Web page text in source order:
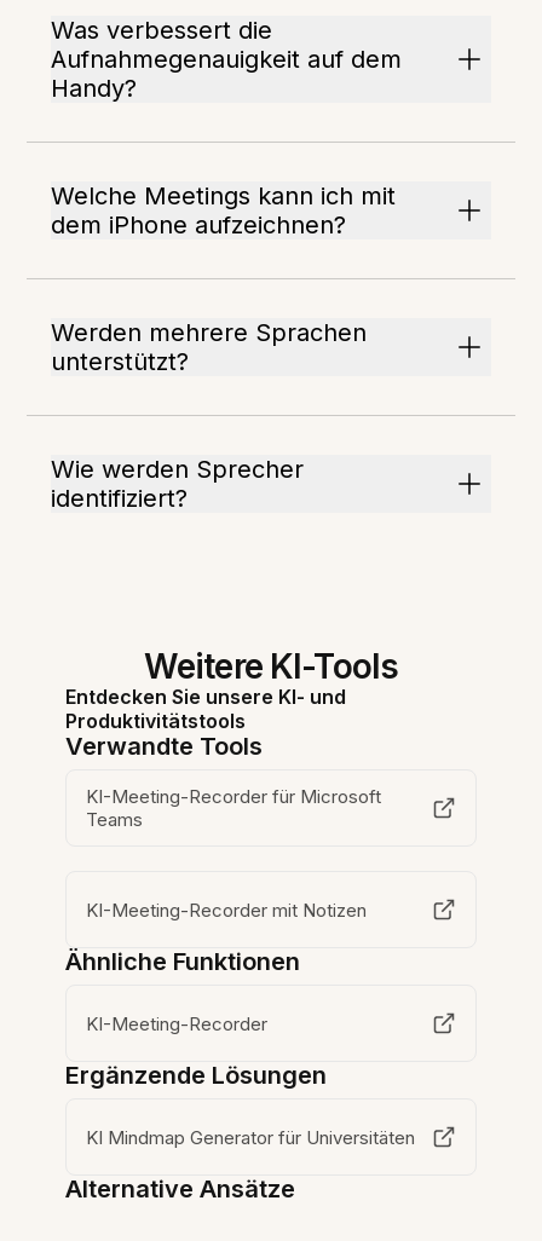
Was verbessert die
Aufnahmegenauigkeit auf dem
Handy?
Welche Meetings kann ich mit
dem iPhone aufzeichnen?
Werden mehrere Sprachen
unterstützt?
Wie werden Sprecher
identifiziert?
Weitere KI-Tools
Entdecken Sie unsere KI- und
Produktivitätstools
Verwandte Tools
KI-Meeting-Recorder für Microsoft
Teams
KI-Meeting-Recorder mit Notizen
Ähnliche Funktionen
KI-Meeting-Recorder
Ergänzende Lösungen
KI Mindmap Generator für Universitäten
Alternative Ansätze